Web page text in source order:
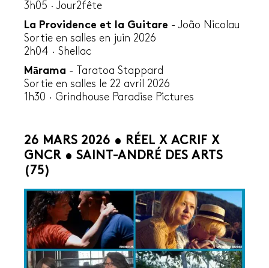
3h05 · Jour2fête
La Providence et la Guitare - João Nicolau
Sortie en salles en juin 2026
2h04 · Shellac
Mārama - Taratoa Stappard
Sortie en salles le 22 avril 2026
1h30 · Grindhouse Paradise Pictures
26 MARS 2026 • RÉEL X ACRIF X
GNCR • SAINT-ANDRÉ DES ARTS
(75)